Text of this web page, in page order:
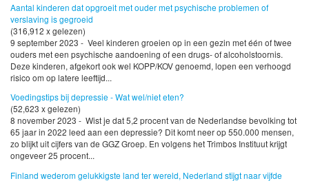
Aantal kinderen dat opgroeit met ouder met psychische problemen of
verslaving is gegroeid
(316,912 x gelezen)
9 september 2023 - Veel kinderen groeien op in een gezin met één of twee
ouders met een psychische aandoening of een drugs- of alcoholstoornis.
Deze kinderen, afgekort ook wel KOPP/KOV genoemd, lopen een verhoogd
risico om op latere leeftijd...
Voedingstips bij depressie - Wat wel/niet eten?
(52,623 x gelezen)
8 november 2023 - Wist je dat 5,2 procent van de Nederlandse bevolking tot
65 jaar in 2022 leed aan een depressie? Dit komt neer op 550.000 mensen,
zo blijkt uit cijfers van de GGZ Groep. En volgens het Trimbos Instituut krijgt
ongeveer 25 procent...
Finland wederom gelukkigste land ter wereld, Nederland stijgt naar vijfde